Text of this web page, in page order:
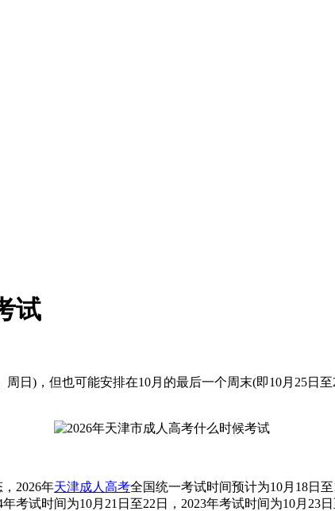
试
周日)，但也可能安排在10月的最后一个周末(即10月25日
2026年天津成人高考全国统一考试时间预计为10月18日
考试时间为10月21日至22日，2023年考试时间为10月23日